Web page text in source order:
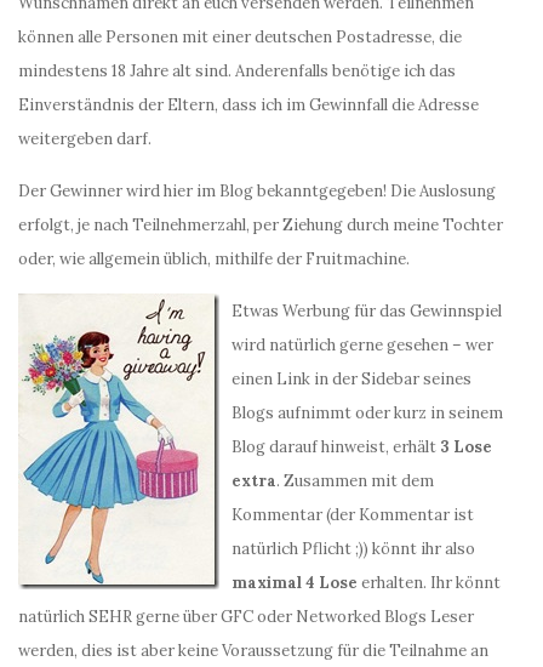
können alle Personen mit einer deutschen Postadresse, die
mindestens 18 Jahre alt sind. Anderenfalls benötige ich das
Einverständnis der Eltern, dass ich im Gewinnfall die Adresse
weitergeben darf.
Der Gewinner wird hier im Blog bekanntgegeben! Die Auslosung
erfolgt, je nach Teilnehmerzahl, per Ziehung durch meine Tochter
oder, wie allgemein üblich, mithilfe der Fruitmachine.
Etwas Werbung für das Gewinnspiel
wird natürlich gerne gesehen – wer
einen Link in der Sidebar seines
Blogs aufnimmt oder kurz in seinem
Blog darauf hinweist, erhält 3 Lose
extra. Zusammen mit dem
Kommentar (der Kommentar ist
natürlich Pflicht ;)) könnt ihr also
maximal 4 Lose erhalten. Ihr könnt
natürlich SEHR gerne über GFC oder Networked Blogs Leser
werden, dies ist aber keine Voraussetzung für die Teilnahme an